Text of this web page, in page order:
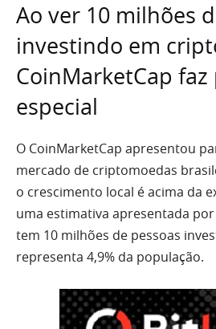
Ao ver 10 milhões
investindo em
CoinMarketCap
especial
O CoinMarketCap apresentou
mercado de criptomoedas
o crescimento local é acima da
uma estimativa apresentada por
tem 10 milhões de pessoas
representa 4,9% da população.